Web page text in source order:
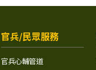
官兵/民眾服務
官兵心輔管道